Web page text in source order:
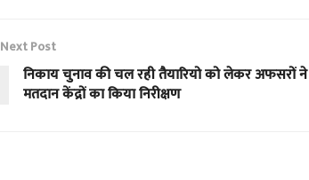
Next Post
निकाय चुनाव की चल रही तैयारियो को लेकर अफसरों ने
मतदान केंद्रों का किया निरीक्षण